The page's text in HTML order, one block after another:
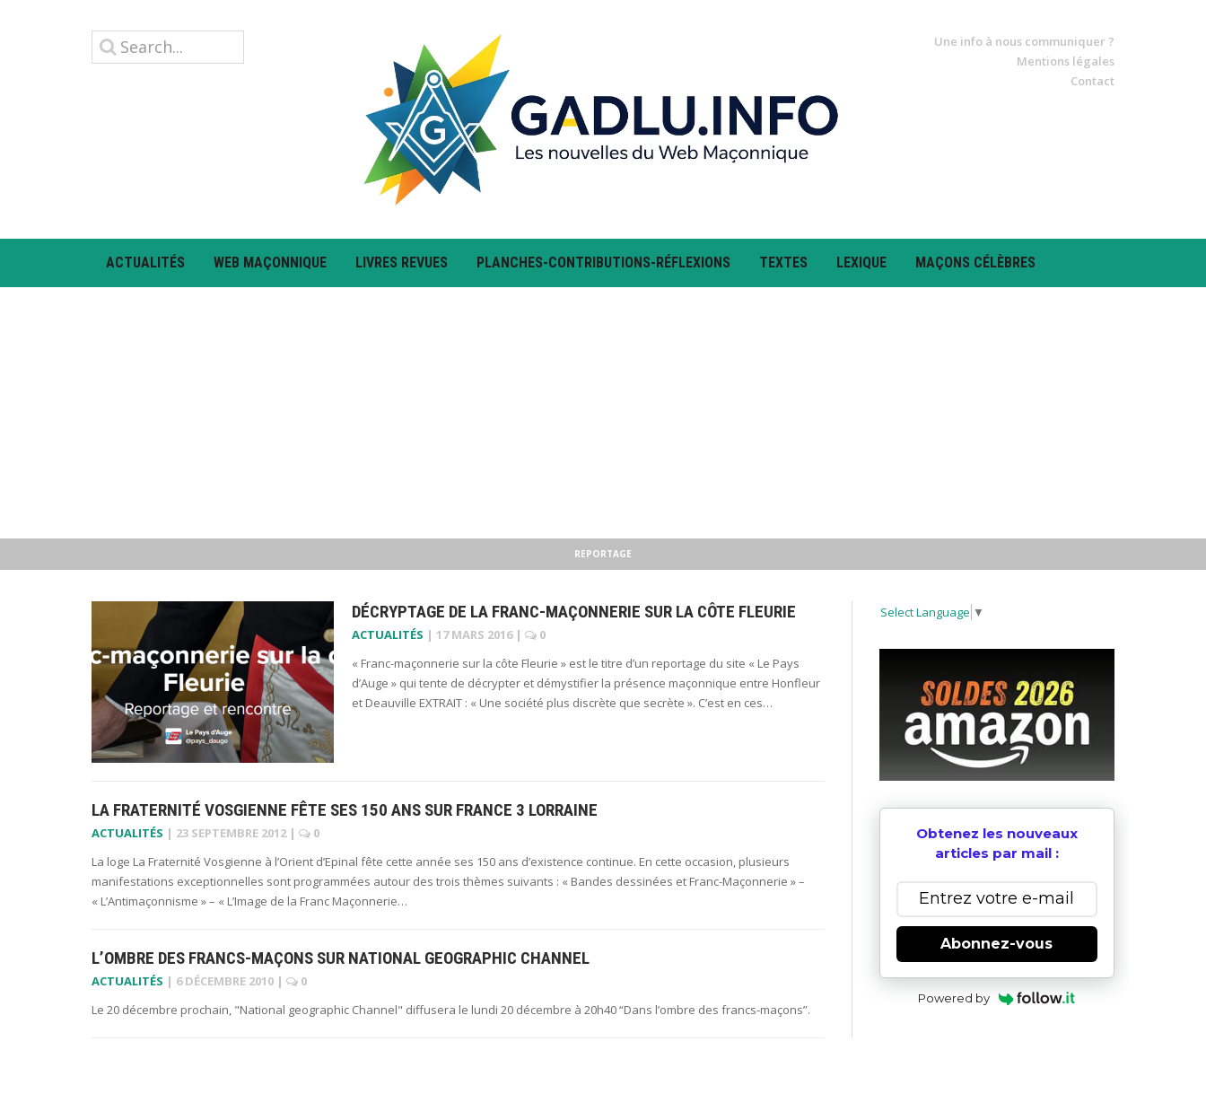
Une info à nous communiquer ?
Mentions légales
Contact
ACTUALITÉS WEB MAÇONNIQUE LIVRES REVUES PLANCHES-CONTRIBUTIONS-RÉFLEXIONS TEXTES LEXIQUE MAÇONS CÉLÈBRES
REPORTAGE
DÉCRYPTAGE DE LA FRANC-MAÇONNERIE SUR LA CÔTE FLEURIE
ACTUALITÉS | 17 MARS 2016 |
0
« Franc-maçonnerie sur la côte Fleurie » est le titre d’un reportage du site « Le Pays
d’Auge » qui tente de décrypter et démystifier la présence maçonnique entre Honfleur
et Deauville EXTRAIT : « Une société plus discrète que secrète ». C’est en ces…
LA FRATERNITÉ VOSGIENNE FÊTE SES 150 ANS SUR FRANCE 3 LORRAINE
ACTUALITÉS | 23 SEPTEMBRE 2012 |
0
La loge La Fraternité Vosgienne à l’Orient d’Epinal fête cette année ses 150 ans d’existence continue. En cette occasion, plusieurs
manifestations exceptionnelles sont programmées autour des trois thèmes suivants : « Bandes dessinées et Franc-Maçonnerie » –
« L’Antimaçonnisme » – « L’Image de la Franc Maçonnerie…
L’OMBRE DES FRANCS-MAÇONS SUR NATIONAL GEOGRAPHIC CHANNEL
ACTUALITÉS | 6 DÉCEMBRE 2010 |
0
Le 20 décembre prochain, "National geographic Channel" diffusera le lundi 20 décembre à 20h40 “Dans l’ombre des francs-maçons”.
Select Language ▼
Obtenez les nouveaux
articles par mail :
Abonnez-vous
Powered by